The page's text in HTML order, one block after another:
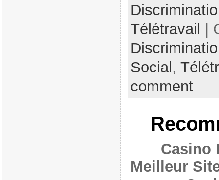
Télétravail
|
Social ,
comment
Casino
Meilleur